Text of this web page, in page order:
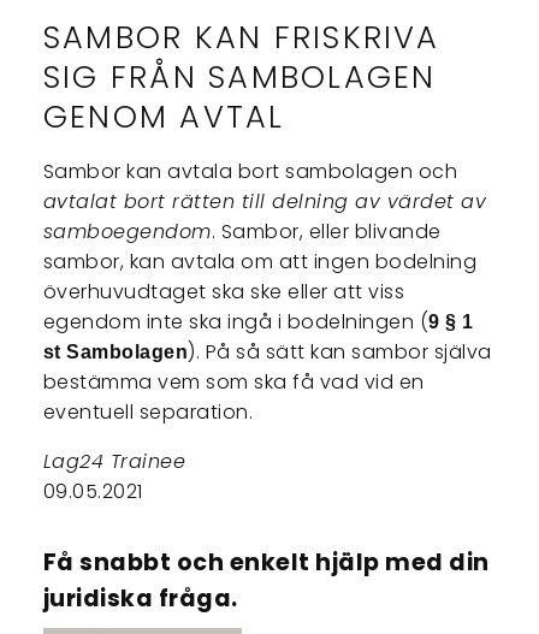
SAMBOR KAN FRISKRIVA
SIG FRÅN SAMBOLAGEN
GENOM AVTAL
Sambor kan avtala bort sambolagen och
avtalat bort rätten till delning av värdet av
samboegendom. Sambor, eller blivande
sambor, kan avtala om att ingen bodelning
överhuvudtaget ska ske eller att viss
egendom inte ska ingå i bodelningen (9 § 1
st Sambolagen). På så sätt kan sambor själva
bestämma vem som ska få vad vid en
eventuell separation.
Lag24 Trainee
09.05.2021
Få snabbt och enkelt hjälp med din
juridiska fråga.